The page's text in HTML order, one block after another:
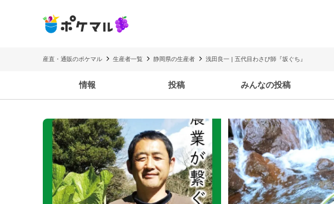
産直・通販のポケマル 生産者一覧 静岡県の生産者 浅田良一 | 五代目わさび師『坂ぐち』
情報 投稿 みんなの投稿